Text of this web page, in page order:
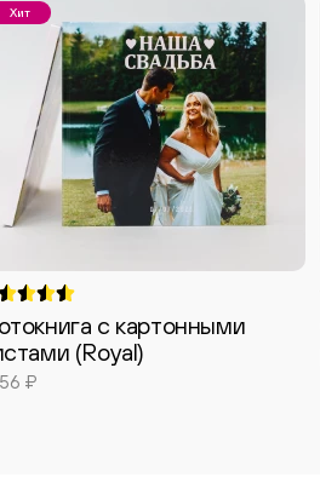
Хит
с картонными
(Royal)
₽